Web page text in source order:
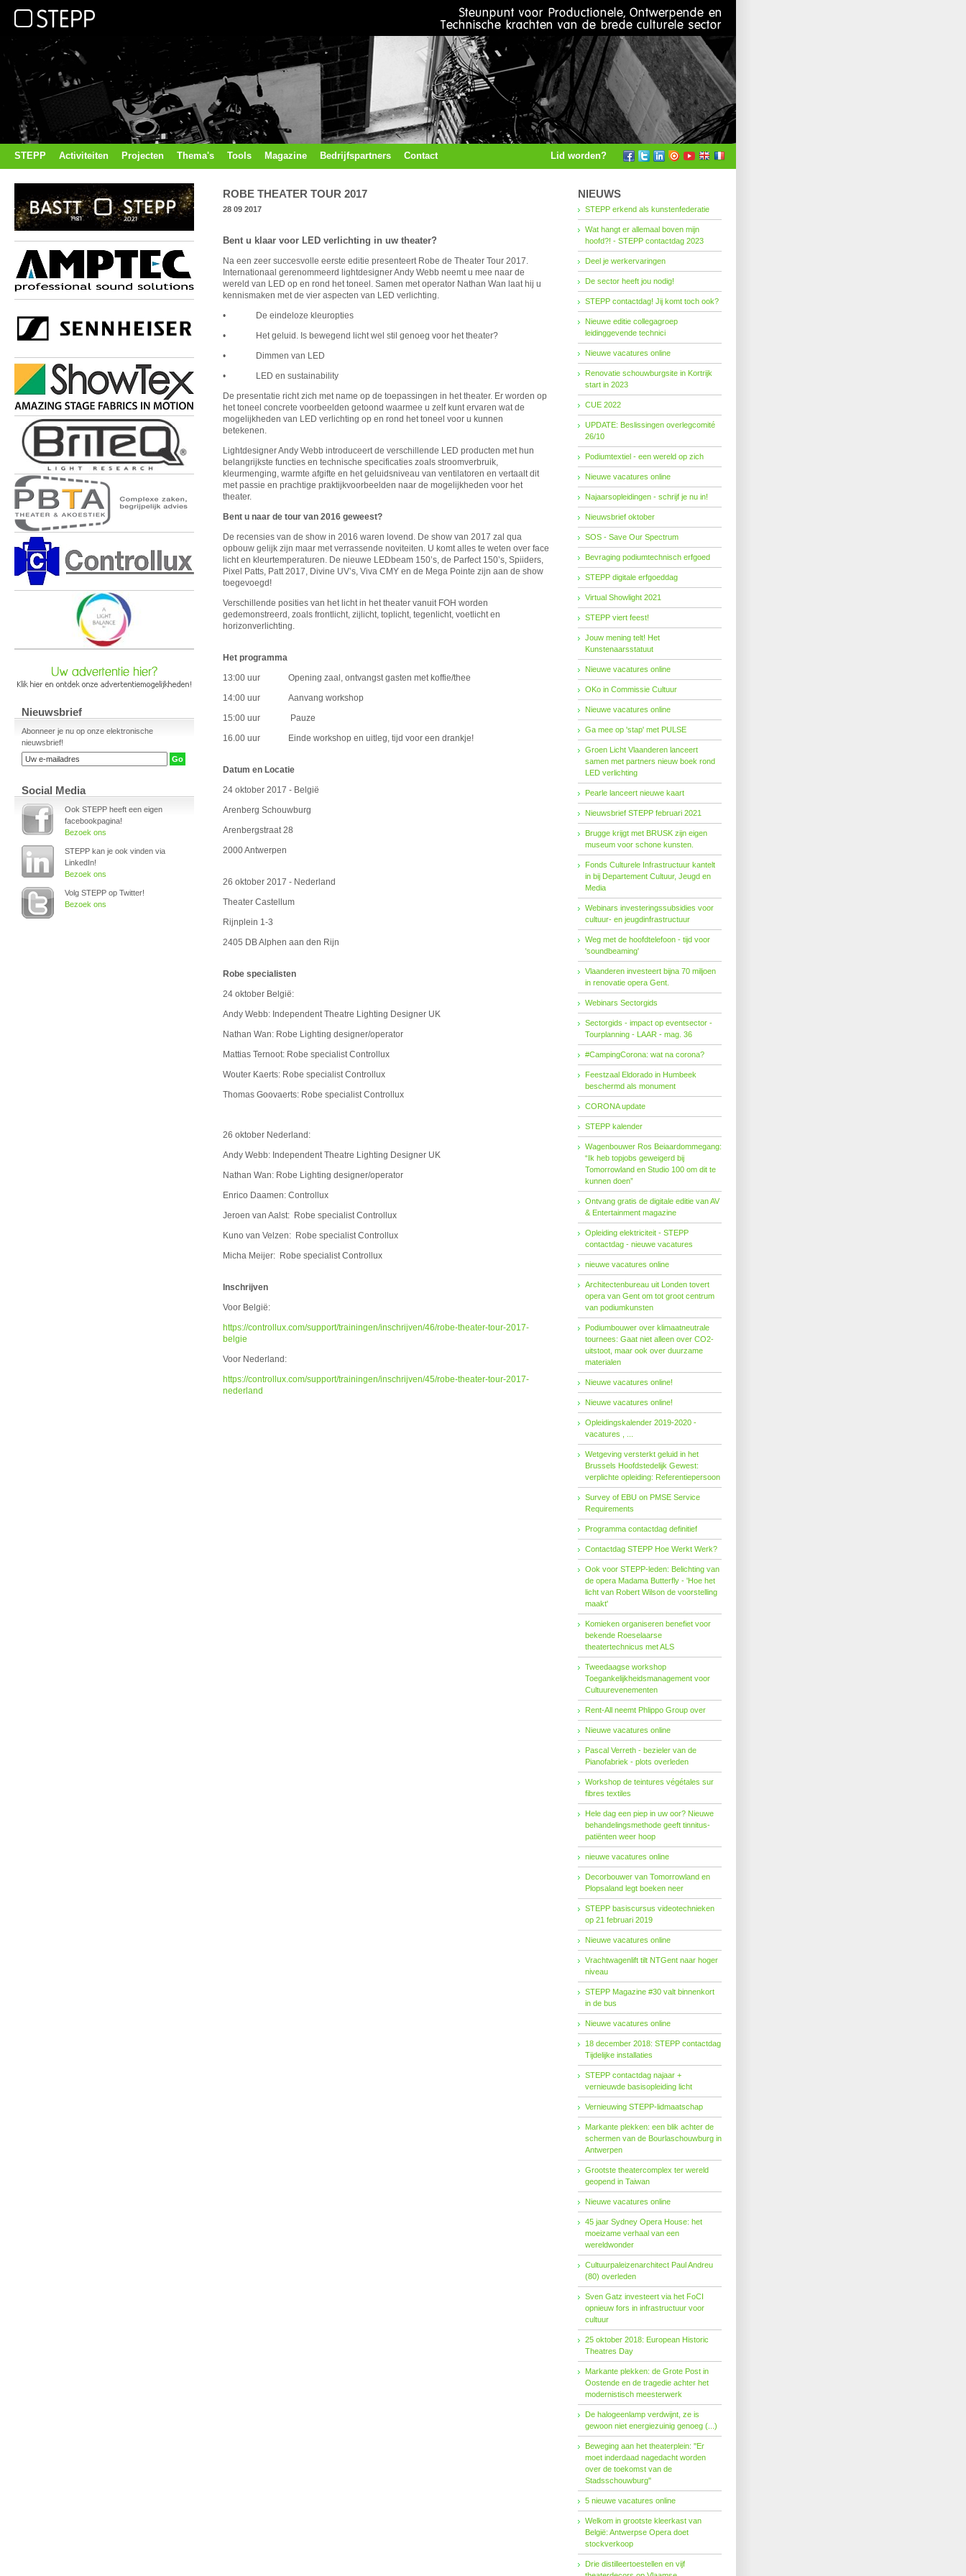
STEPP Activiteiten Projecten Thema's Tools Magazine Bedrijfspartners Contact Lid worden?
Nieuwsbrief
Abonneer je nu op onze elektronische
nieuwsbrief!
Social Media
Ook STEPP heeft een eigen
facebookpagina!
Bezoek ons
STEPP kan je ook vinden via
LinkedIn!
Bezoek ons
Volg STEPP op Twitter!
Bezoek ons
ROBE THEATER TOUR 2017
28 09 2017
Bent u klaar voor LED verlichting in uw theater?
Na een zeer succesvolle eerste editie presenteert Robe de Theater Tour 2017.
Internationaal gerenommeerd lightdesigner Andy Webb neemt u mee naar de
wereld van LED op en rond het toneel. Samen met operator Nathan Wan laat hij u
kennismaken met de vier aspecten van LED verlichting.
• De eindeloze kleuropties
• Het geluid. Is bewegend licht wel stil genoeg voor het theater?
• Dimmen van LED
• LED en sustainability
De presentatie richt zich met name op de toepassingen in het theater. Er worden op
het toneel concrete voorbeelden getoond waarmee u zelf kunt ervaren wat de
mogelijkheden van LED verlichting op en rond het toneel voor u kunnen
betekenen.
Lightdesigner Andy Webb introduceert de verschillende LED producten met hun
belangrijkste functies en technische specificaties zoals stroomverbruik,
kleurmenging, warmte afgifte en het geluidsniveau van ventilatoren en vertaalt dit
met passie en prachtige praktijkvoorbeelden naar de mogelijkheden voor het
theater.
Bent u naar de tour van 2016 geweest?
De recensies van de show in 2016 waren lovend. De show van 2017 zal qua
opbouw gelijk zijn maar met verrassende noviteiten. U komt alles te weten over face
licht en kleurtemperaturen. De nieuwe LEDbeam 150’s, de Parfect 150’s, Spiiders,
Pixel Patts, Patt 2017, Divine UV’s, Viva CMY en de Mega Pointe zijn aan de show
toegevoegd!
Verschillende posities van het licht in het theater vanuit FOH worden
gedemonstreerd, zoals frontlicht, zijlicht, toplicht, tegenlicht, voetlicht en
horizonverlichting.
Het programma
13:00 uur Opening zaal, ontvangst gasten met koffie/thee
14:00 uur Aanvang workshop
15:00 uur Pauze
16.00 uur Einde workshop en uitleg, tijd voor een drankje!
Datum en Locatie
24 oktober 2017 - België
Arenberg Schouwburg
Arenbergstraat 28
2000 Antwerpen
26 oktober 2017 - Nederland
Theater Castellum
Rijnplein 1-3
2405 DB Alphen aan den Rijn
Robe specialisten
24 oktober België:
Andy Webb: Independent Theatre Lighting Designer UK
Nathan Wan: Robe Lighting designer/operator
Mattias Ternoot: Robe specialist Controllux
Wouter Kaerts: Robe specialist Controllux
Thomas Goovaerts: Robe specialist Controllux
26 oktober Nederland:
Andy Webb: Independent Theatre Lighting Designer UK
Nathan Wan: Robe Lighting designer/operator
Enrico Daamen: Controllux
Jeroen van Aalst: Robe specialist Controllux
Kuno van Velzen: Robe specialist Controllux
Micha Meijer: Robe specialist Controllux
Inschrijven
Voor België:
https://controllux.com/support/trainingen/inschrijven/46/robe-theater-tour-2017-
belgie
Voor Nederland:
https://controllux.com/support/trainingen/inschrijven/45/robe-theater-tour-2017-
nederland
NIEUWS
STEPP erkend als kunstenfederatie
Wat hangt er allemaal boven mijn
hoofd?! - STEPP contactdag 2023
Deel je werkervaringen
De sector heeft jou nodig!
STEPP contactdag! Jij komt toch ook?
Nieuwe editie collegagroep
leidinggevende technici
Nieuwe vacatures online
Renovatie schouwburgsite in Kortrijk
start in 2023
CUE 2022
UPDATE: Beslissingen overlegcomité
26/10
Podiumtextiel - een wereld op zich
Nieuwe vacatures online
Najaarsopleidingen - schrijf je nu in!
Nieuwsbrief oktober
SOS - Save Our Spectrum
Bevraging podiumtechnisch erfgoed
STEPP digitale erfgoeddag
Virtual Showlight 2021
STEPP viert feest!
Jouw mening telt! Het
Kunstenaarsstatuut
Nieuwe vacatures online
OKo in Commissie Cultuur
Nieuwe vacatures online
Ga mee op 'stap' met PULSE
Groen Licht Vlaanderen lanceert
samen met partners nieuw boek rond
LED verlichting
Pearle lanceert nieuwe kaart
Nieuwsbrief STEPP februari 2021
Brugge krijgt met BRUSK zijn eigen
museum voor schone kunsten.
Fonds Cul­tu­re­le In­fra­struc­tuur kan­telt
in bij De­par­te­ment Cul­tuur, Jeugd en
Me­dia
Webinars investeringssubsidies voor
cultuur- en jeugdinfrastructuur
Weg met de hoofdtelefoon - tijd voor
'soundbeaming'
Vlaanderen investeert bijna 70 miljoen
in renovatie opera Gent.
Webinars Sectorgids
Sectorgids - impact op eventsector -
Tourplanning - LAAR - mag. 36
#CampingCorona: wat na corona?
Feestzaal Eldorado in Humbeek
beschermd als monument
CORONA update
STEPP kalender
Wagenbouwer Ros Beiaardommegang:
“Ik heb topjobs geweigerd bij
Tomorrowland en Studio 100 om dit te
kunnen doen”
Ontvang gratis de digitale editie van AV
& Entertainment magazine
Opleiding elektriciteit - STEPP
contactdag - nieuwe vacatures
nieuwe vacatures online
Architectenbureau uit Londen tovert
opera van Gent om tot groot centrum
van podiumkunsten
Podiumbouwer over klimaatneutrale
tournees: Gaat niet alleen over CO2-
uitstoot, maar ook over duurzame
materialen
Nieuwe vacatures online!
Nieuwe vacatures online!
Opleidingskalender 2019-2020 -
vacatures , ...
Wetgeving versterkt geluid in het
Brussels Hoofdstedelijk Gewest:
verplichte opleiding: Referentiepersoon
Survey of EBU on PMSE Service
Requirements
Programma contactdag definitief
Contactdag STEPP Hoe Werkt Werk?
Ook voor STEPP-leden: Belichting van
de opera Madama Butterfly - 'Hoe het
licht van Robert Wilson de voorstelling
maakt'
Komieken organiseren benefiet voor
bekende Roeselaarse
theatertechnicus met ALS
Tweedaagse workshop
Toegankelijkheidsmanagement voor
Cultuurevenementen
Rent-All neemt Phlippo Group over
Nieuwe vacatures online
Pascal Verreth - bezieler van de
Pianofabriek - plots overleden
Workshop de teintures végétales sur
fibres textiles
Hele dag een piep in uw oor? Nieuwe
behandelings­methode geeft tinnitus-
patiënten weer hoop
nieuwe vacatures online
Decorbouwer van Tomorrowland en
Plopsaland legt boeken neer
STEPP basiscursus videotechnieken
op 21 februari 2019
Nieuwe vacatures online
Vrachtwagenlift tilt NTGent naar hoger
niveau
STEPP Magazine #30 valt binnenkort
in de bus
Nieuwe vacatures online
18 december 2018: STEPP contactdag
Tijdelijke installaties
STEPP contactdag najaar +
vernieuwde basisopleiding licht
Vernieuwing STEPP-lidmaatschap
Markante plekken: een blik achter de
schermen van de Bourlaschouwburg in
Antwerpen
Grootste theatercomplex ter wereld
geopend in Taiwan
Nieuwe vacatures online
45 jaar Sydney Opera House: het
moeizame verhaal van een
wereldwonder
Cultuurpaleizenarchitect Paul Andreu
(80) overleden
Sven Gatz investeert via het FoCI
opnieuw fors in infrastructuur voor
cultuur
25 oktober 2018: European Historic
Theatres Day
Markante plekken: de Grote Post in
Oostende en de tragedie achter het
modernistisch meesterwerk
De halogeenlamp verdwijnt, ze is
gewoon niet energiezuinig genoeg (...)
Beweging aan het theaterplein: ''Er
moet inderdaad nagedacht worden
over de toekomst van de
Stadsschouwburg''
5 nieuwe vacatures online
Welkom in grootste kleerkast van
België: Antwerpse Opera doet
stockverkoop
Drie distilleertoestellen en vijf